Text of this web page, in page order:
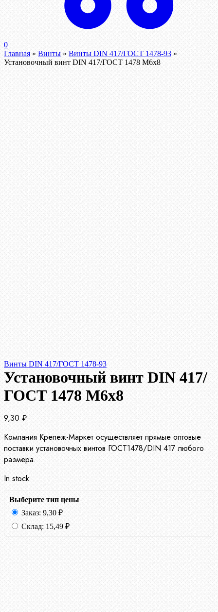
0
Главная » Винты » Винты DIN 417/ГОСТ 1478-93 »
Установочный винт DIN 417/ГОСТ 1478 М6х8
Винты DIN 417/ГОСТ 1478-93
Установочный винт DIN 417/
ГОСТ 1478 М6х8
9,30 ₽
Компания Крепеж-Маркет осуществляет прямые оптовые
поставки установочных винтов ГОСТ1478/DIN 417 любого
размера.
In stock
Выберите тип цены
Заказ: 9,30 ₽
Склад: 15,49 ₽